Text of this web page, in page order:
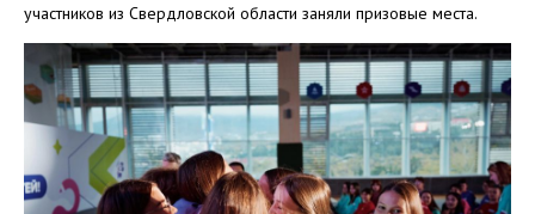
участников из Свердловской области заняли призовые места.